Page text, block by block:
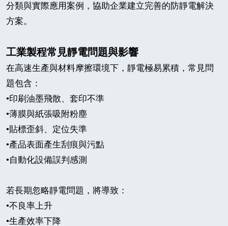
分類與實際應用案例，協助企業建立完善的防靜電解決
方案。
工業製程常見靜電問題與影響
在高速生產與材料摩擦環境下，靜電極易累積，常見問
題包含：
•印刷油墨飛散、套印不準
•薄膜與紙張吸附粉塵
•貼標歪斜、定位失準
•產品表面產生刮痕與污點
•自動化設備誤判感測
若長期忽略靜電問題，將導致：
•不良率上升
•生產效率下降